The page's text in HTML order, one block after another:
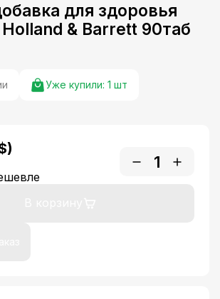
для здоровья
& Barrett 90таб
Уже купили:1 шт